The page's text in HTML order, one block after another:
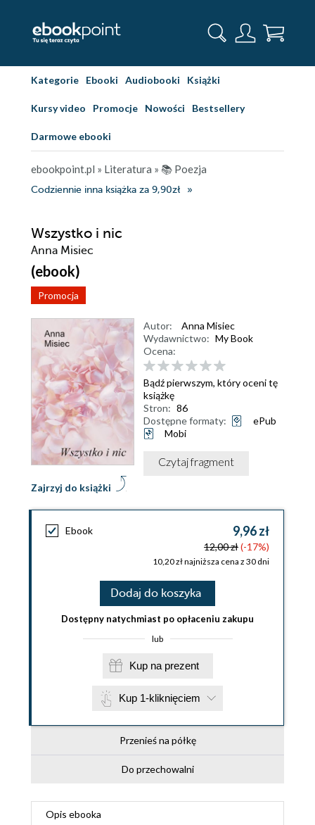
Kategorie Ebooki Audiobooki Książki
Kursy video Promocje Nowości Bestsellery
Darmowe ebooki
ebookpoint.pl » Literatura » 📚 Poezja
Codziennie inna książka za 9,90zł
Wszystko i nic
Anna Misiec
(ebook)
Promocja
Zajrzyj do książki
Autor:
Anna Misiec
Wydawnictwo: My Book
Ocena:
Bądź pierwszym, który oceni tę
książkę
Stron: 86
Dostępne formaty:
ePub
Mobi
Czytaj fragment
Ebook 9,96 zł
12,00 zł(-17%)
10,20 zł najniższa cena z 30 dni
Dodaj do koszyka
Dostępny natychmiast po opłaceniu zakupu
lub
Kup na prezent
Kup 1-kliknięciem
Przenieś na półkę
Do przechowalni
Opis ebooka